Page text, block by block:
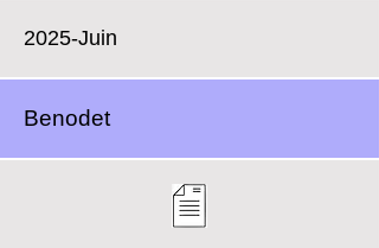
2025-Juin
Benodet